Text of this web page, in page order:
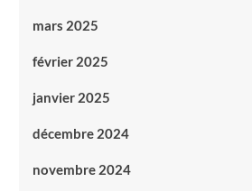
mars 2025
février 2025
janvier 2025
décembre 2024
novembre 2024